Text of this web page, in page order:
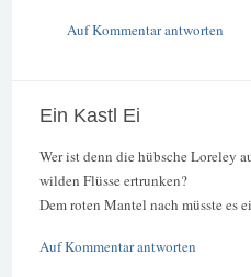
Auf Kommentar antworten
Ein Kastl Ei
Wer ist denn die hübsche Loreley
wilden Flüsse ertrunken?
Dem roten Mantel nach müsste es
Auf Kommentar antworten